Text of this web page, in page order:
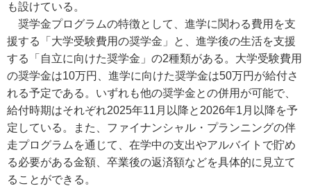
も設けている。
奨学金プログラムの特徴として、進学に関わる費用を支
援する「大学受験費用の奨学金」と、進学後の生活を支援
する「自立に向けた奨学金」の2種類がある。大学受験費用
の奨学金は10万円、進学に向けた奨学金は50万円が給付さ
れる予定である。いずれも他の奨学金との併用が可能で、
給付時期はそれぞれ2025年11月以降と2026年1月以降を予
定している。また、ファイナンシャル・プランニングの伴
走プログラムを通じて、在学中の支出やアルバイトで貯め
る必要がある金額、卒業後の返済額などを具体的に見立て
ることができる。